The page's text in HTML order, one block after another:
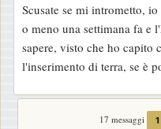
s
s
a
g
g
Scusate se mi intrometto, io
o meno una settimana fa e
sapere, visto che ho capito
l'inserimento di terra, se è
17 messaggi 1